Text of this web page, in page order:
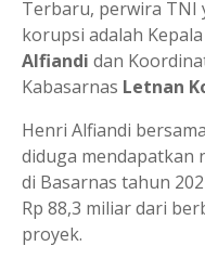
Terbaru, perwira TNI
korupsi adalah
Alfiandi dan
Kabasarnas Letnan
Henri Alfiandi
diduga mendapatkan
di Basarnas tahun
Rp 88,3 miliar dari
proyek.